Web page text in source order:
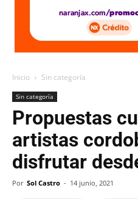
Inicio Sin categoría
Sin categoría
Propuestas
artistas
disfrutar
Por Sol Castro - 14 junio, 2021